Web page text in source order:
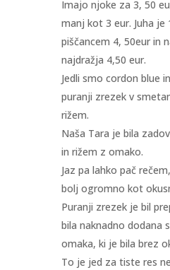
Imajo njoke za 3, 50
manj kot 3 eur. Juha je
piščancem 4, 50eur in
najdražja 4,50 eur.
Jedli smo cordon blue
puranji zrezek v
rižem.
Naša Tara je bila
in rižem z omako.
Jaz pa lahko pač
bolj ogromno kot
Puranji zrezek je bil
bila naknadno dodana
omaka, ki je bila brez
To je jed za tiste res